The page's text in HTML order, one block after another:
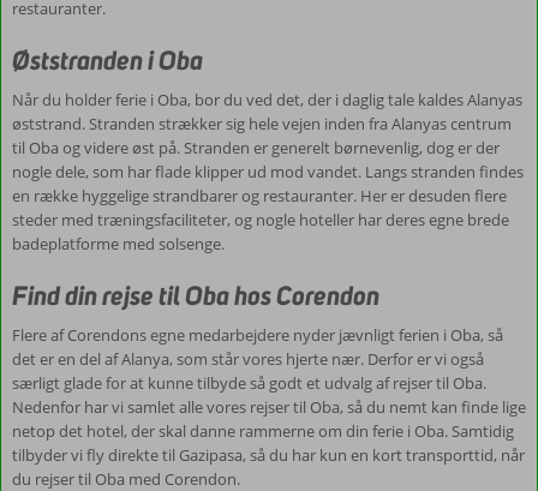
restauranter.
Øststranden i Oba
Når du holder ferie i Oba, bor du ved det, der i daglig tale kaldes Alanyas
øststrand. Stranden strækker sig hele vejen inden fra Alanyas centrum
til Oba og videre øst på. Stranden er generelt børnevenlig, dog er der
nogle dele, som har flade klipper ud mod vandet. Langs stranden findes
en række hyggelige strandbarer og restauranter. Her er desuden flere
steder med træningsfaciliteter, og nogle hoteller har deres egne brede
badeplatforme med solsenge.
Find din rejse til Oba hos Corendon
Flere af Corendons egne medarbejdere nyder jævnligt ferien i Oba, så
det er en del af Alanya, som står vores hjerte nær. Derfor er vi også
særligt glade for at kunne tilbyde så godt et udvalg af rejser til Oba.
Nedenfor har vi samlet alle vores rejser til Oba, så du nemt kan finde lige
netop det hotel, der skal danne rammerne om din ferie i Oba. Samtidig
tilbyder vi fly direkte til Gazipasa, så du har kun en kort transporttid, når
du rejser til Oba med Corendon.